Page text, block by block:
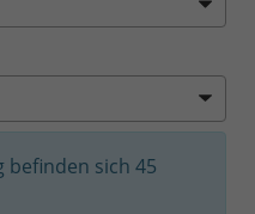
befinden sich 45